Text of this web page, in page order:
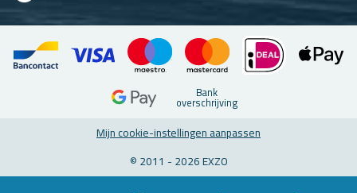
Bank
over­schrij­ving
Mijn coo­kie-in­stel­lin­gen aan­pas­sen
© 2011 - 2026 EXZO